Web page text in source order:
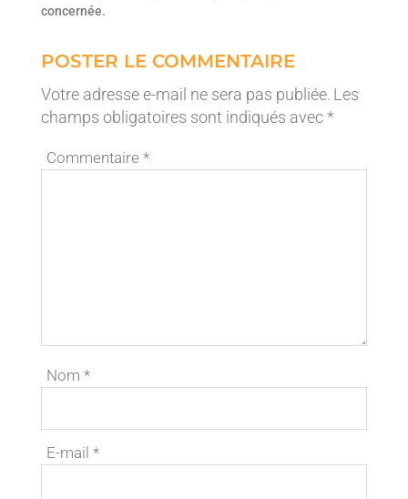
concernée.
POSTER LE COMMENTAIRE
Votre adresse e-mail ne sera pas publiée. Les
champs obligatoires sont indiqués avec*
Commentaire *
Nom *
E-mail *